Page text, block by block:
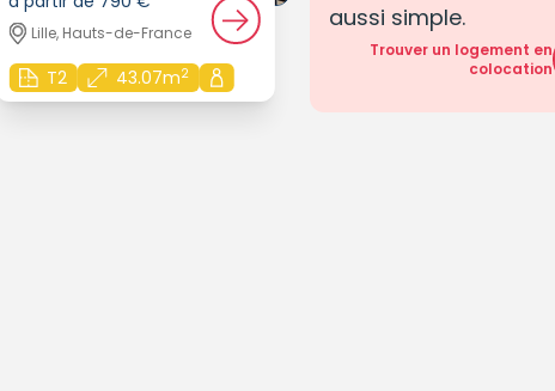
Lille, Hauts-de-France
T2 43.07m2
aussi simple.
Trouver un logement en
colocation